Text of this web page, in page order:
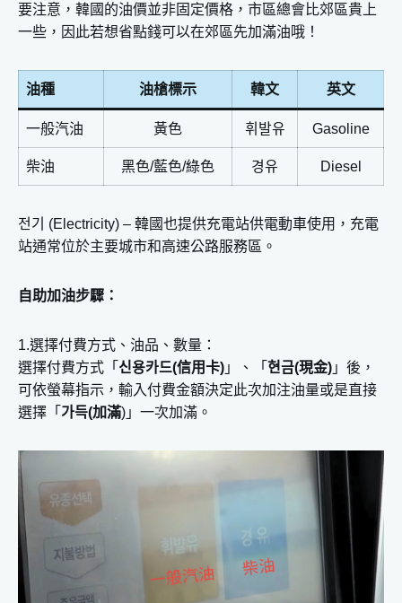
要注意，韓國的油價並非固定價格，市區總會比郊區貴上
一些，因此若想省點錢可以在郊區先加滿油哦！
油種 油槍標示 韓文 英文
一般汽油 黃色 휘발유 Gasoline
柴油 黑色/藍色/綠色 경유 Diesel
전기 (Electricity) – 韓國也提供充電站供電動車使用，充電
站通常位於主要城市和高速公路服務區。
自助加油步驟：
1.選擇付費方式、油品、數量：
選擇付費方式「 신용카드(信用卡) 」、「 현금(現金) 」後，
可依螢幕指示，輸入付費金額決定此次加注油量或是直接
選擇「 가득(加滿)」一次加滿。